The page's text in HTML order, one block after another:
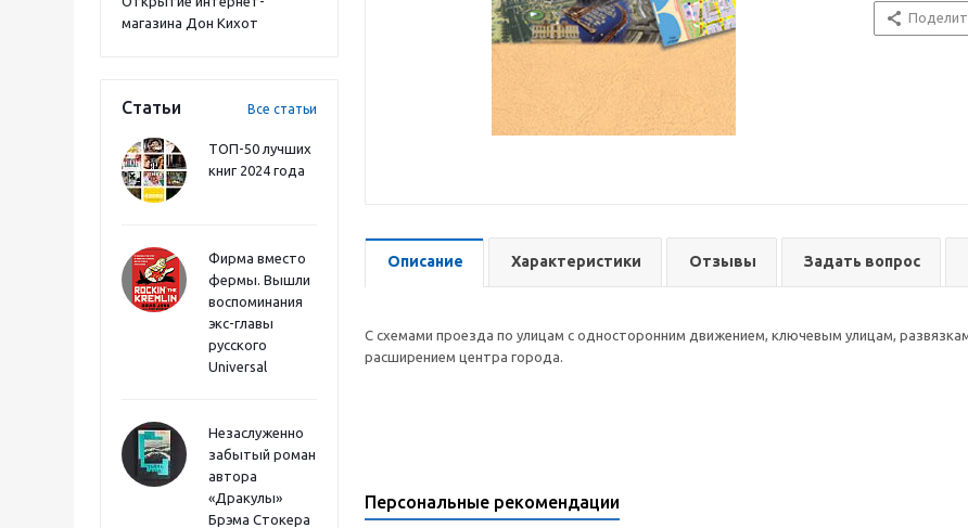
магазина Дон Кихот
Статьи Все статьи
ТОП-50 лучших
книг 2024 года
Фирма вместо
фермы. Вышли
воспоминания
экс-главы
русского
Universal
Незаслуженно
забытый роман
автора
«Дракулы»
Брэма Стокера
Описание Характеристики Отзывы Задать вопрос
С схемами проезда по улицам с односторонним движением, ключевым улицам,
расширением центра города.
Персональные рекомендации